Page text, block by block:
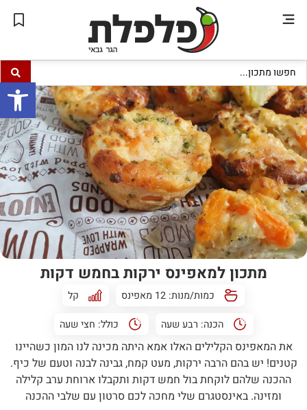
פתח
מתכון למאפינס ירקות בחמש דקות
כמות/מנות: 12 מאפינס
קל
הכנה: רבע שעה כולל: חצי שעה
את המאפינס הקלילים האלו אמא היתה מכינה לנו המון כשהיינו
קטנים! יש בהם הרבה ירקות, מעט קמח, גבינה לבנה וטעם של כיף.
ההכנה שלהם לוקחת בול חמש דקות ותקבלו ארוחת ערב קלילה
ומזינה. באינסטגרם שלי מחכה לכם סרטון עם שלבי ההכנה